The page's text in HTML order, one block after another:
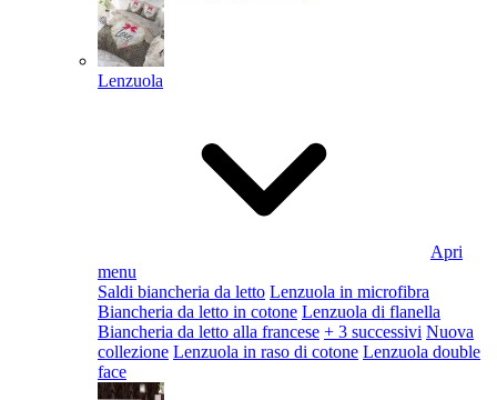
Lenzuola
Apri
menu
Saldi biancheria da letto Lenzuola in microfibra
Biancheria da letto in cotone Lenzuola di flanella
Biancheria da letto alla francese + 3 successivi Nuova
collezione Lenzuola in raso di cotone Lenzuola double
face